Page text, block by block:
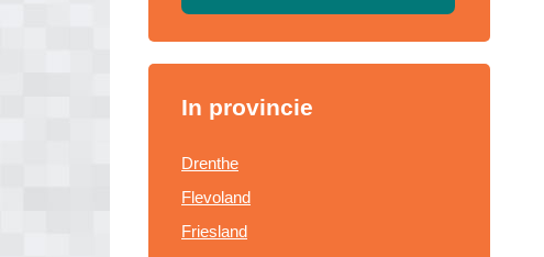
In provincie
Drenthe
Flevoland
Friesland